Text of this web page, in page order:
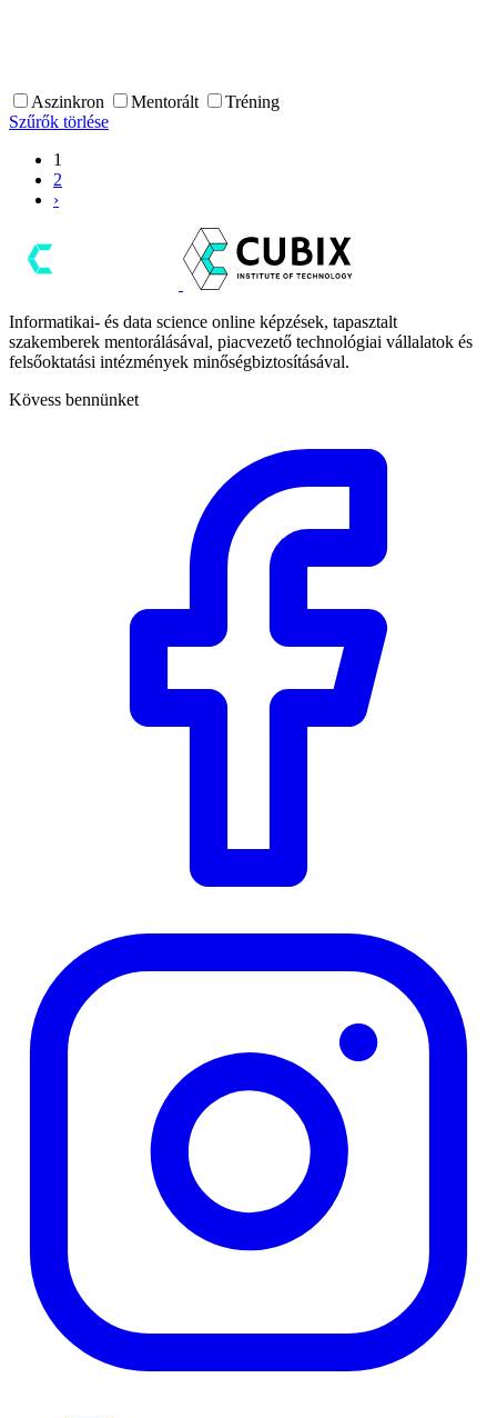
Aszinkron Mentorált
Tréning
Szűrők törlése
1
2
›
Informatikai- és data science online képzések, tapasztalt
szakemberek mentorálásával, piacvezető technológiai vállalatok és
felsőoktatási intézmények minőségbiztosításával.
Kövess bennünket